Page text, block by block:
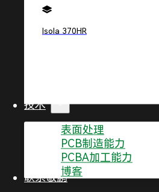
Isola 370HR
技术
表面处理
PCB制造能力
PCBA加工能力
博客
联系敬鹏
D6：实施永久纠
在D6阶段，需要制定实
除。同时，需要修改控制计划
D7：预防再发生
在D7阶段，需要修改现